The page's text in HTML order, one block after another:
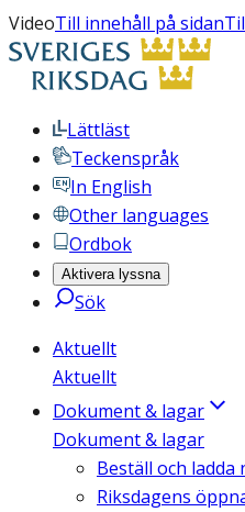
VideoTill innehåll på sidan
Lättläst
Teckenspråk
In English
Other languages
Ordbok
Aktivera lyssna
Sök
Aktuellt
Aktuellt
Dokument & lagar
Dokument & lagar
Beställ och ladda
Riksdagens